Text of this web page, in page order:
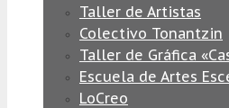
Taller de Artistas
Colectivo Tonantzin
Taller de Gráfica
Escuela de Artes
LoCreo